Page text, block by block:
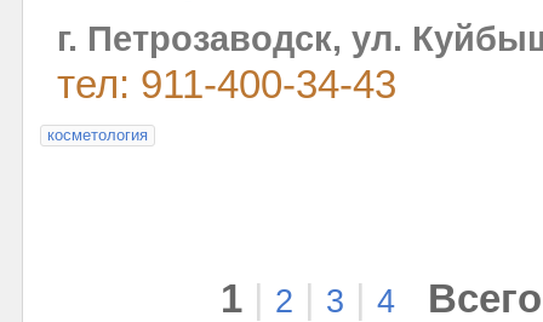
г. Петрозаводск, ул.
тел: 911-400-34-43
косметология
1 2 3 4